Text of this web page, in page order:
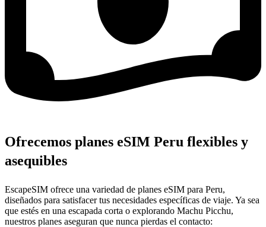
Ofrecemos planes eSIM Peru flexibles y
asequibles
EscapeSIM ofrece una variedad de planes eSIM para Peru,
diseñados para satisfacer tus necesidades específicas de viaje. Ya sea
que estés en una escapada corta o explorando Machu Picchu,
nuestros planes aseguran que nunca pierdas el contacto: